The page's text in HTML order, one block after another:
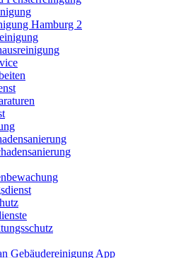
Hamburg 2
Gebäudereinigung App